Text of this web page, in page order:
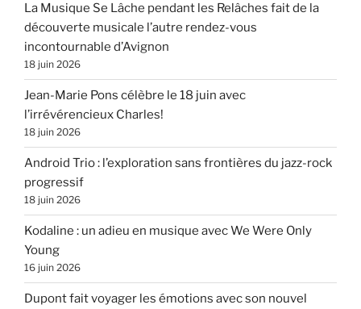
La Musique Se Lâche pendant les Relâches fait de la
découverte musicale l’autre rendez-vous
incontournable d’Avignon
18 juin 2026
Jean-Marie Pons célèbre le 18 juin avec
l’irrévérencieux Charles!
18 juin 2026
Android Trio : l’exploration sans frontières du jazz-rock
progressif
18 juin 2026
Kodaline : un adieu en musique avec We Were Only
Young
16 juin 2026
Dupont fait voyager les émotions avec son nouvel